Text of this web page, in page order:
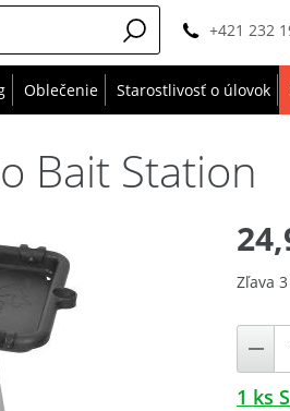
+421 232
Oblečenie Starostlivosť o úlovok
Bait Station
Zľava
1 ks